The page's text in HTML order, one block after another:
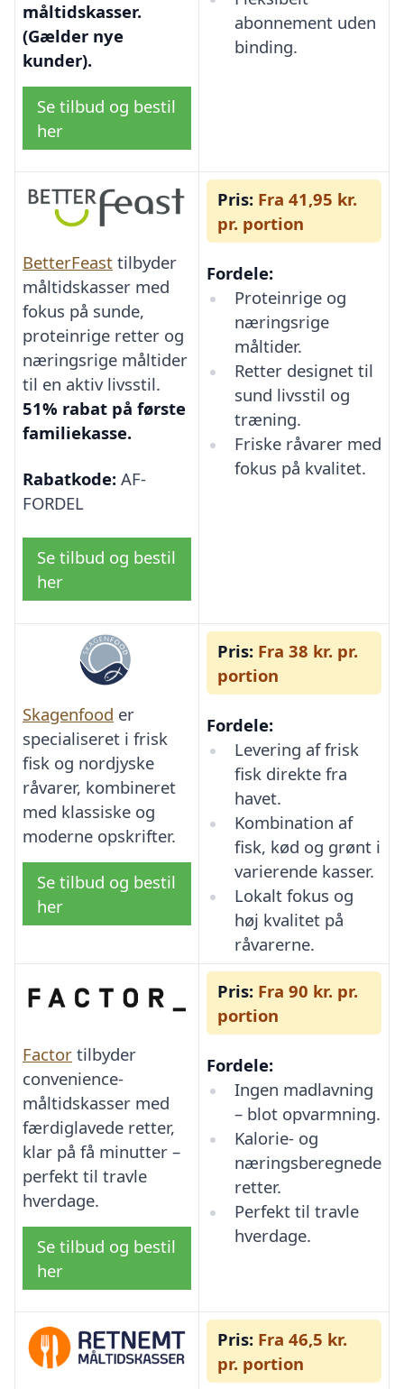
måltidskasser.
(Gælder nye
kunder).
Se tilbud og bestil
her
abonnement uden
binding.
BetterFeast tilbyder
måltidskasser med
fokus på sunde,
proteinrige retter og
næringsrige måltider
til en aktiv livsstil.
51% rabat på første
familiekasse.
Rabatkode: AF-
FORDEL
Se tilbud og bestil
her
Pris: Fra 41,95 kr.
pr. portion
Fordele:
Proteinrige og
næringsrige
måltider.
Retter designet til
sund livsstil og
træning.
Friske råvarer med
fokus på kvalitet.
Skagenfood er
specialiseret i frisk
fisk og nordjyske
råvarer, kombineret
med klassiske og
moderne opskrifter.
Se tilbud og bestil
her
Pris: Fra 38 kr. pr.
portion
Fordele:
Levering af frisk
fisk direkte fra
havet.
Kombination af
fisk, kød og grønt i
varierende kasser.
Lokalt fokus og
høj kvalitet på
råvarerne.
Factor tilbyder
convenience-
måltidskasser med
færdiglavede retter,
klar på få minutter –
perfekt til travle
hverdage.
Se tilbud og bestil
her
Pris: Fra 90 kr. pr.
portion
Fordele:
Ingen madlavning
– blot opvarmning.
Kalorie- og
næringsberegnede
retter.
Perfekt til travle
hverdage.
Pris: Fra 46,5 kr.
pr. portion